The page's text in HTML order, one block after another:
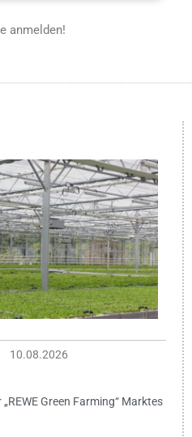
anmelden!
10.08.2026
Green Farming“ Marktes